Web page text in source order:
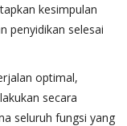
kesimpulan
penyidikan selesai
optimal,
secara
seluruh fungsi yang